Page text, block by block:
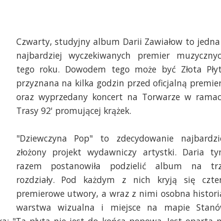
Czwarty, studyjny album Darii Zawiałow to
najbardziej wyczekiwanych premier
tego roku. Dowodem tego może być Złota
przyznana na kilka godzin przed oficjalną
oraz wyprzedany koncert na Torwarze w
Trasy 92' promującej krążek.
"Dziewczyna Pop" to zdecydowanie
złożony projekt wydawniczy artystki. Daria
razem postanowiła podzielić album na
rozdziały. Pod każdym z nich kryją się
premierowe utwory, a wraz z nimi osobna
warstwa wizualna i miejsce na mapie